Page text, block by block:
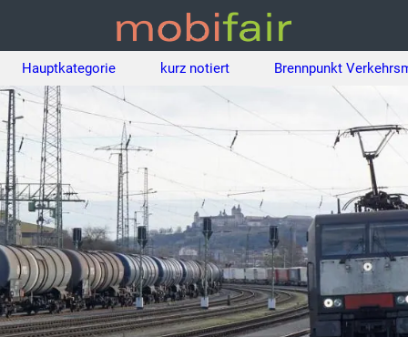
Hauptkategorie kurz notiert Brennpunkt